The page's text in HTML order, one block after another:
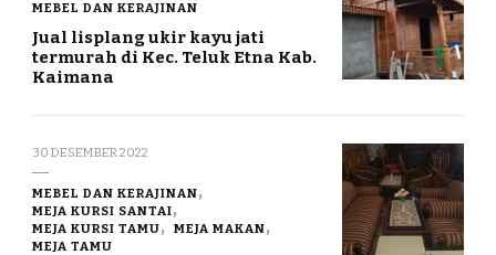
MEBEL DAN KERAJINAN
Jual lisplang ukir kayu jati
termurah di Kec. Teluk Etna Kab.
Kaimana
30 DESEMBER 2022
MEBEL DAN KERAJINAN
MEJA KURSI SANTAI
MEJA KURSI TAMU
MEJA MAKAN
MEJA TAMU